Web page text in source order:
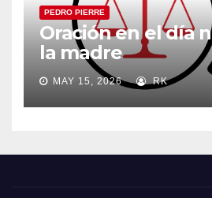
PEDRO PIERRE
Oración en el día
la madre
MAY 15, 2026 RK